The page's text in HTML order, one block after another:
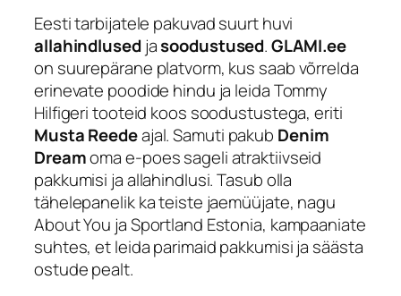
Eesti tarbijatele pakuvad suurt huvi
allahindlusedjasoodustused.GLAMI.ee
on suurepärane platvorm, kus saab võrrelda
erinevate poodide hindu ja leida Tommy
Hilfigeri tooteid koos soodustustega, eriti
Musta Reedeajal. Samuti pakub Denim
Dreamoma e-poes sageli atraktiivseid
pakkumisi ja allahindlusi. Tasub olla
tähelepanelik ka teiste jaemüüjate, nagu
About You ja Sportland Estonia, kampaaniate
suhtes, et leida parimaid pakkumisi ja säästa
ostude pealt.